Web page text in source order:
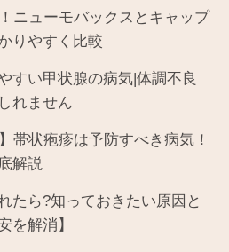
ニューモバックスとキャップ
りやすく比較
すい甲状腺の病気|体調不良
れません
帯状疱疹は予防すべき病気！
解説
たら?知っておきたい原因と
を解消】